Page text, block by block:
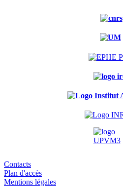
Contacts
Plan d'accès
Mentions légales